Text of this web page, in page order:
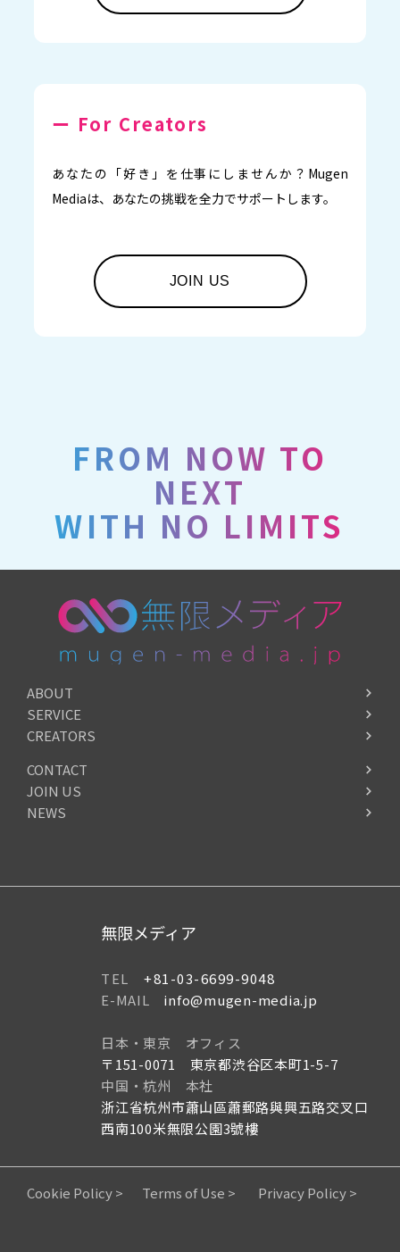
ー For Creators
あなたの「好き」を仕事にしませんか？Mugen
Mediaは、あなたの挑戦を全力でサポートします。
JOIN US
FROM NOW TO
NEXT
WITH NO LIMITS
ABOUT
SERVICE
CREATORS
CONTACT
JOIN US
NEWS
無限メディア
TEL +81-03-6699-9048
E-MAIL info@mugen-media.jp
日本・東京 オフィス
〒151-0071 東京都渋谷区本町1-5-7
中国・杭州 本社
浙江省杭州市蕭山區蕭郵路與興五路交叉口
西南100米無限公園3號樓
Cookie Policy > Terms of Use > Privacy Policy >